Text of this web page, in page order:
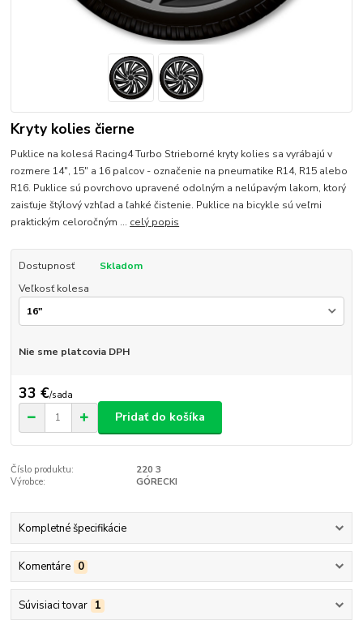
Kryty kolies čierne
Puklice na kolesá Racing4 Turbo Strieborné kryty kolies sa vyrábajú v
rozmere 14", 15" a 16 palcov - označenie na pneumatike R14, R15 alebo
R16. Puklice sú povrchovo upravené odolným a nelúpavým lakom, ktorý
zaisťuje štýlový vzhľad a ľahké čistenie. Puklice na bicykle sú veľmi
praktickým celoročným ... celý popis
Dostupnosť
Skladom
Veľkosť kolesa
Nie sme platcovia DPH
33 €/sada
Pridať do košíka
Číslo produktu:
220 3
Výrobce:
GÓRECKI
Kompletné špecifikácie
Komentáre 0
Súvisiaci tovar 1